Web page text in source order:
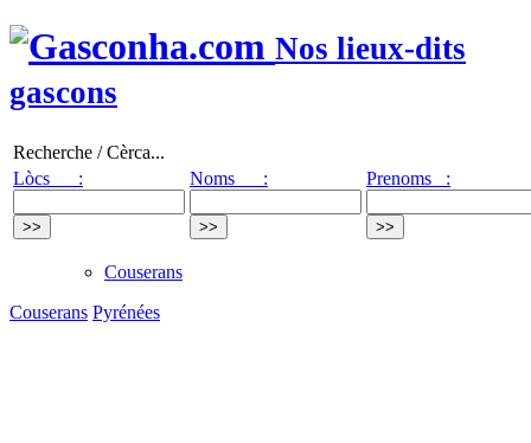
Nos lieux-dits
gascons
Recherche / Cèrca...
Lòcs :
Noms : Prenoms :
Couserans
Couserans Pyrénées